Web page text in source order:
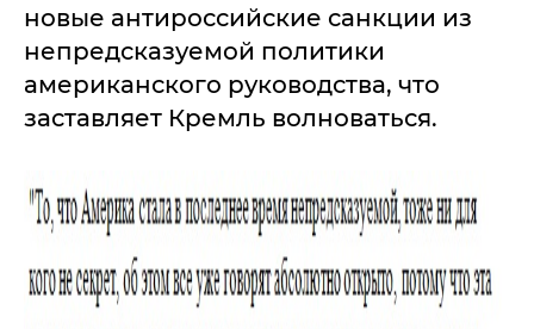
новые антироссийские санкции из
непредсказуемой политики
американского руководства, что
заставляет Кремль волноваться.